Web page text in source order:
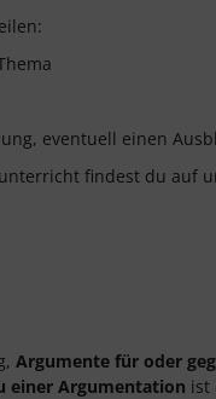
eventuell einen
findest du auf
Argumente für oder
einer Argumentation ist